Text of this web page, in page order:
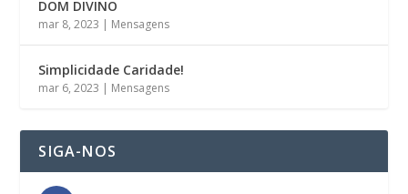
DOM DIVINO
mar 8, 2023 | Mensagens
Simplicidade Caridade!
mar 6, 2023 | Mensagens
SIGA-NOS